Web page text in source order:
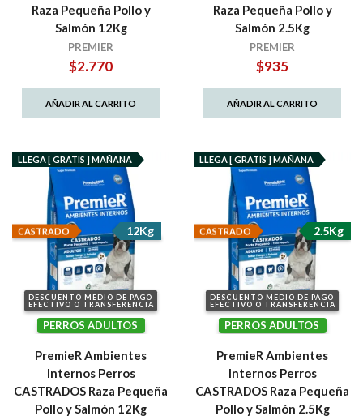
Raza Pequeña Pollo y
Salmón 12Kg
PREMIER
$2.770
AÑADIR AL CARRITO
Raza Pequeña Pollo y
Salmón 2.5Kg
PREMIER
$935
AÑADIR AL CARRITO
DESCUENTO MEDIO DE PAGO
EFECTIVO O TRANSFERENCIA
CASTRADO 12Kg
LLEGA [ GRATIS ] MAÑANA
PERROS ADULTOS
PremieR Ambientes
Internos Perros
CASTRADOS Raza Pequeña
Pollo y Salmón 12Kg
DESCUENTO MEDIO DE PAGO
EFECTIVO O TRANSFERENCIA
CASTRADO 2.5Kg
LLEGA [ GRATIS ] MAÑANA
PERROS ADULTOS
PremieR Ambientes
Internos Perros
CASTRADOS Raza Pequeña
Pollo y Salmón 2.5Kg